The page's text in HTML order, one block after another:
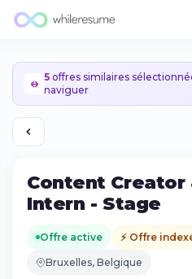
5 offres similaires
naviguer
Content Creator
Intern - Stage
Offre active ⚡ Offre
Bruxelles, Belgique